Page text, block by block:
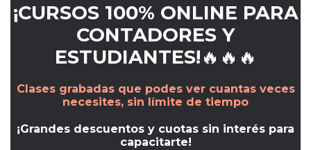
¡CURSOS 100% ONLINE PARA
CONTADORES Y
ESTUDIANTES!🔥🔥🔥
Clases grabadas que podes ver cuantas veces
necesites, sin límite de tiempo
¡Grandes descuentos y cuotas sin interés para
capacitarte!